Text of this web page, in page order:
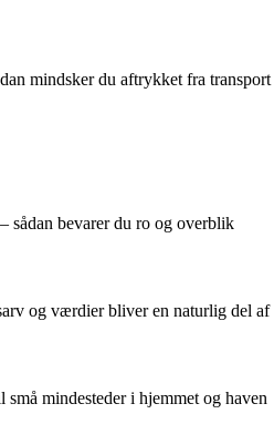
mindsker du aftrykket fra transport
sådan bevarer du ro og overblik
og værdier bliver en naturlig del af
mindesteder i hjemmet og haven